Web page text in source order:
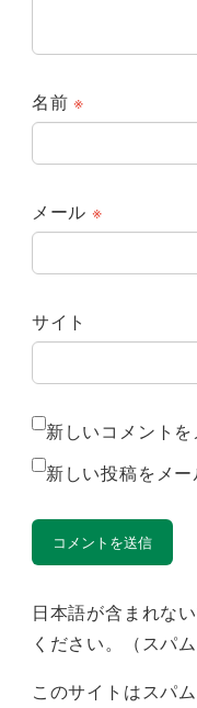
名前※
メール ※
サイト
新しいコメント
新しい投稿をメ
日本語が含まれな
ください。（スパム
このサイトはスパ